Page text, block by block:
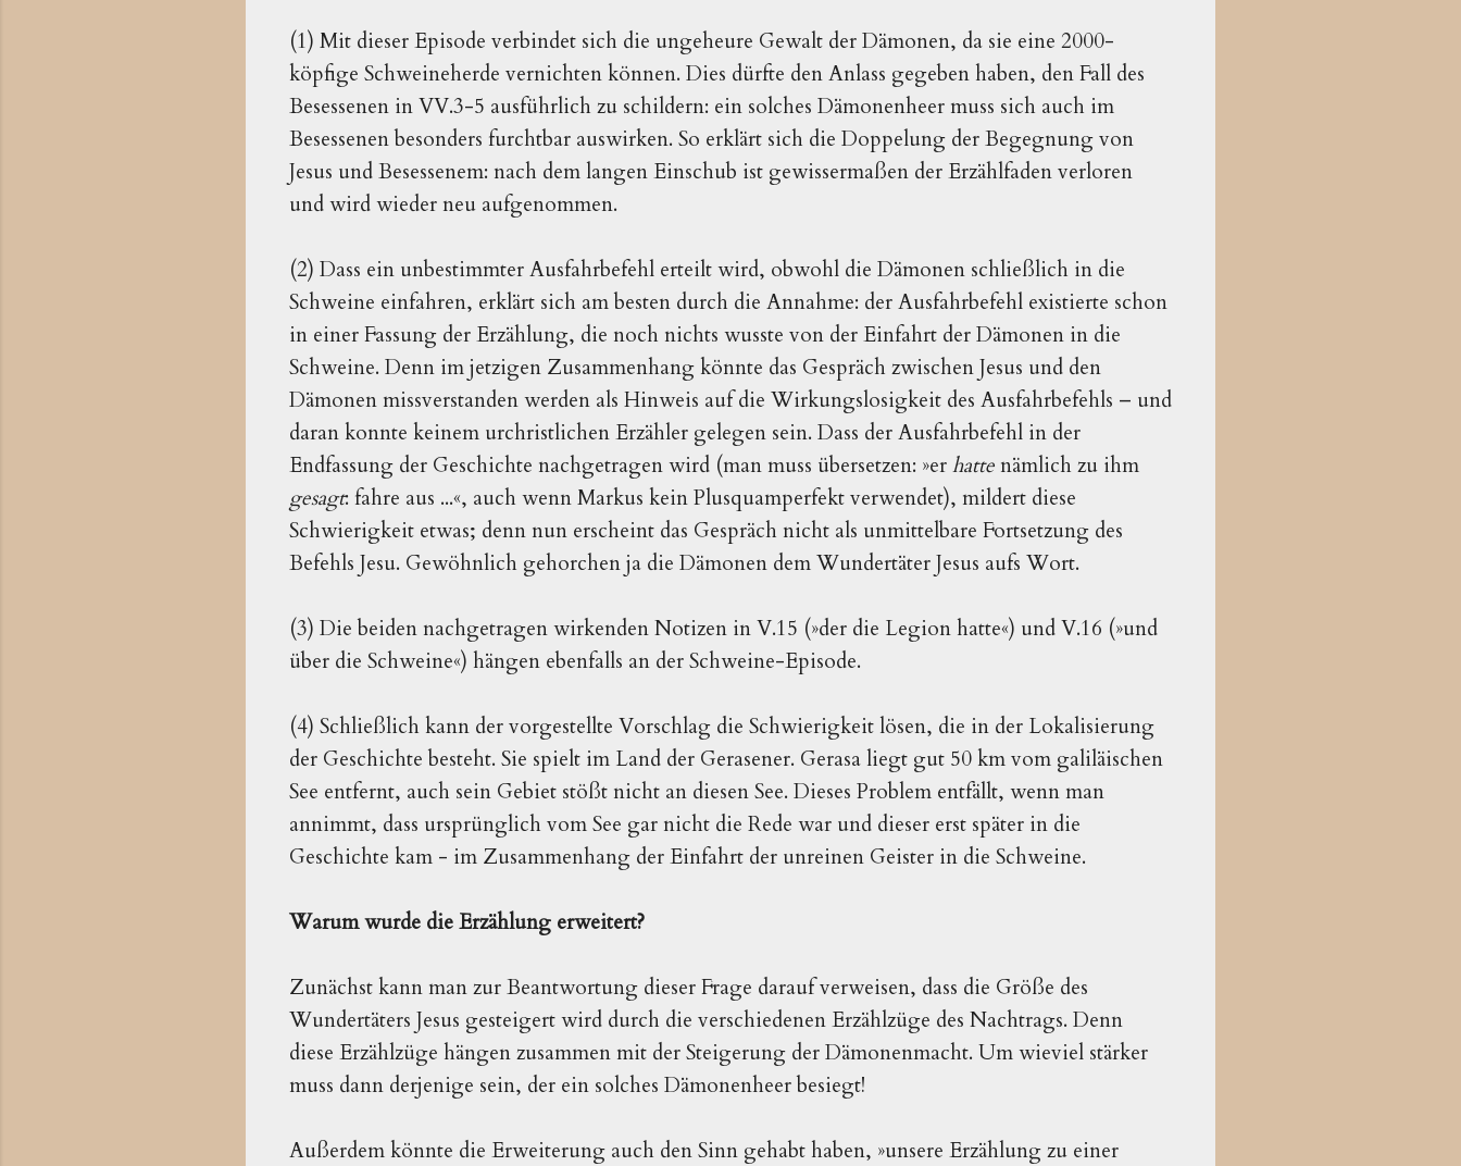
(1) Mit dieser Episode verbindet sich die ungeheure Gewalt der Dämonen, da sie eine 2000-
köpfige Schweineherde vernichten können. Dies dürfte den Anlass gegeben haben, den Fall des
Besessenen in VV.3-5 ausführlich zu schildern: ein solches Dämonenheer muss sich auch im
Besessenen besonders furchtbar auswirken. So erklärt sich die Doppelung der Begegnung von
Jesus und Besessenem: nach dem langen Einschub ist gewissermaßen der Erzählfaden verloren
und wird wieder neu aufgenommen.
(2) Dass ein unbestimmter Ausfahrbefehl erteilt wird, obwohl die Dämonen schließlich in die
Schweine einfahren, erklärt sich am besten durch die Annahme: der Ausfahrbefehl existierte schon
in einer Fassung der Erzählung, die noch nichts wusste von der Einfahrt der Dämonen in die
Schweine. Denn im jetzigen Zusammenhang könnte das Gespräch zwischen Jesus und den
Dämonen missverstanden werden als Hinweis auf die Wirkungslosigkeit des Ausfahrbefehls – und
daran konnte keinem urchristlichen Erzähler gelegen sein. Dass der Ausfahrbefehl in der
Endfassung der Geschichte nachgetragen wird (man muss übersetzen: »erhattenämlich zu ihm
gesagt: fahre aus ...«, auch wenn Markus kein Plusquamperfekt verwendet), mildert diese
Schwierigkeit etwas; denn nun erscheint das Gespräch nicht als unmittelbare Fortsetzung des
Befehls Jesu. Gewöhnlich gehorchen ja die Dämonen dem Wundertäter Jesus aufs Wort.
(3) Die beiden nachgetragen wirkenden Notizen in V.15 (»der die Legion hatte«) und V.16 (»und
über die Schweine«) hängen ebenfalls an der Schweine-Episode.
(4) Schließlich kann der vorgestellte Vorschlag die Schwierigkeit lösen, die in der Lokalisierung
der Geschichte besteht. Sie spielt im Land der Gerasener. Gerasa liegt gut 50 km vom galiläischen
See entfernt, auch sein Gebiet stößt nicht an diesen See. Dieses Problem entfällt, wenn man
annimmt, dass ursprünglich vom See gar nicht die Rede war und dieser erst später in die
Geschichte kam - im Zusammenhang der Einfahrt der unreinen Geister in die Schweine.
Warum wurde die Erzählung erweitert?
Zunächst kann man zur Beantwortung dieser Frage darauf verweisen, dass die Größe des
Wundertäters Jesus gesteigert wird durch die verschiedenen Erzählzüge des Nachtrags. Denn
diese Erzählzüge hängen zusammen mit der Steigerung der Dämonenmacht. Um wieviel stärker
muss dann derjenige sein, der ein solches Dämonenheer besiegt!
Außerdem könnte die Erweiterung auch den Sinn gehabt haben, »unsere Erzählung zu einer